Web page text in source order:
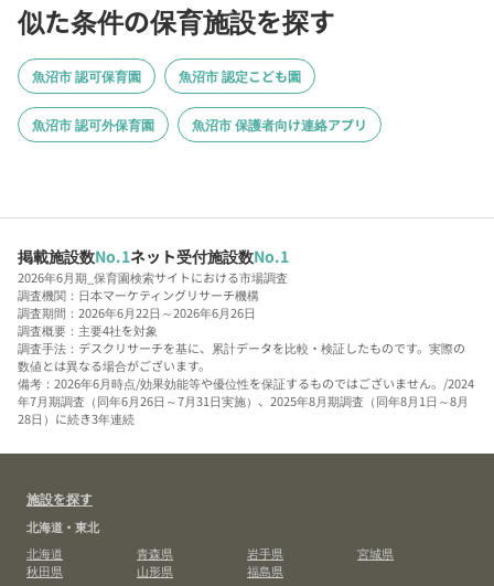
似た条件の保育施設を探す
魚沼市 認可保育園 魚沼市 認定こども園
魚沼市 認可外保育園 魚沼市 保護者向け連絡アプリ
掲載施設数No.1ネット受付施設数No.1
2026年6月期_保育園検索サイトにおける市場調査
調査機関：日本マーケティングリサーチ機構
調査期間：2026年6月22日～2026年6月26日
調査概要：主要4社を対象
調査手法：デスクリサーチを基に、累計データを比較・検証したものです。実際の
数値とは異なる場合がございます。
備考：2026年6月時点/効果効能等や優位性を保証するものではございません。/2024
年7月期調査（同年6月26日～7月31日実施）、2025年8月期調査（同年8月1日～8月
28日）に続き3年連続
施設を探す
北海道・東北
北海道
青森県 岩手県
宮城県
秋田県
山形県
福島県